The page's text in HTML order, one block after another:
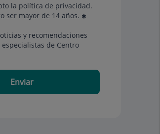
la política de privacidad.
ser mayor de 14 años.
y recomendaciones
de Centro
Enviar